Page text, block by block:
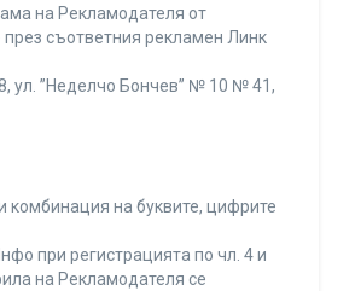
на Рекламодателя от
съответния рекламен Линк
ул. ”Неделчо Бончев” № 10 № 41,
комбинация на буквите, цифрите
при регистрацията по чл. 4 и
на Рекламодателя се